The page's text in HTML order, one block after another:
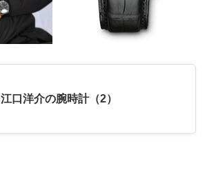
江口洋介の腕時計（2）